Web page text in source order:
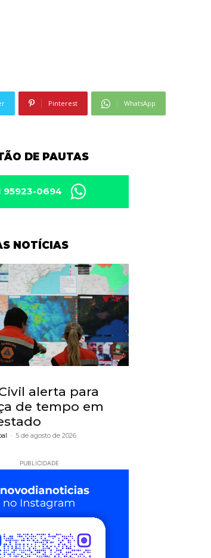
Pinterest WhatsApp
DE PAUTAS
95923-0694
NOTÍCIAS
alerta para
de tempo em
- 5 de agosto de 2026
PUBLICIDADE